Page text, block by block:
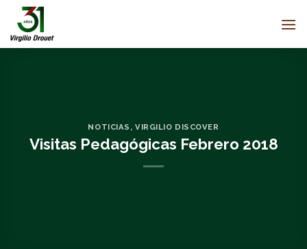
Saltar
contenido
NOTICIAS ,VIRGILIO DISCOVER
Visitas Pedagógicas Febrero 2018